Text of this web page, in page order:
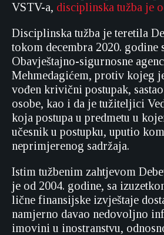
VSTV-a, disciplinska tužba je
Disciplinska tužba je teretila
tokom decembra 2020. godine
Obavještajno-sigurnosne
Mehmedagićem, protiv kojeg
vođen krivični postupak,
osobe, kao i da je tužiteljici
koja postupa u predmetu u
učesnik u postupku, uputio
neprimjerenog sadržaja.
Istim tužbenim zahtjevom
je od 2004. godine, sa
lične finansijske izvještaje
namjerno davao nedovoljno
imovini u inostranstvu,